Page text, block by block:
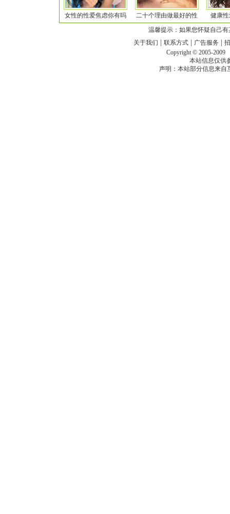
女性的性爱焦虑你有吗 二十个理由做最好的性
健康
温馨提示：如果您怀疑自己
关于我们
联系方式| 广告服务
Copyright © 2005-
本站信息仅供
声明：本站部分信息来自